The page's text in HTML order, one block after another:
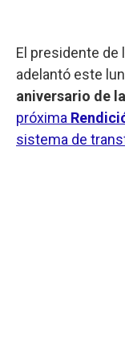
El presidente de
adelantó este
aniversario de
próxima
sistema de